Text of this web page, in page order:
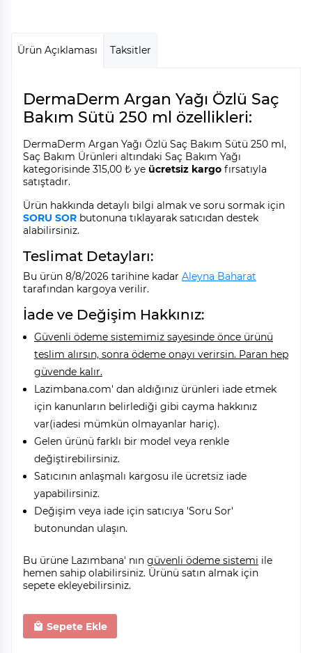
Ürün Açıklaması Taksitler
DermaDerm Argan Yağı Özlü Saç
Bakım Sütü 250 ml özellikleri:
DermaDerm Argan Yağı Özlü Saç Bakım Sütü 250 ml,
Saç Bakım Ürünleri altındaki Saç Bakım Yağı
kategorisinde 315,00 ₺ ye ücretsiz kargo fırsatıyla
satıştadır.
Ürün hakkında detaylı bilgi almak ve soru sormak için
SORU SOR butonuna tıklayarak satıcıdan destek
alabilirsiniz.
Teslimat Detayları:
Bu ürün 8/8/2026 tarihine kadar Aleyna Baharat
tarafından kargoya verilir.
İade ve Değişim Hakkınız:
Güvenli ödeme sistemimiz sayesinde önce ürünü
teslim alırsın, sonra ödeme onayı verirsin. Paran hep
güvende kalır.
Lazimbana.com' dan aldığınız ürünleri iade etmek
için kanunların belirlediği gibi cayma hakkınız
var(iadesi mümkün olmayanlar hariç).
Gelen ürünü farklı bir model veya renkle
değiştirebilirsiniz.
Satıcının anlaşmalı kargosu ile ücretsiz iade
yapabilirsiniz.
Değişim veya iade için satıcıya 'Soru Sor'
butonundan ulaşın.
Bu ürüne Lazımbana' nın güvenli ödeme sistemi ile
hemen sahip olabilirsiniz. Ürünü satın almak için
sepete ekleyebilirsiniz.
Sepete Ekle